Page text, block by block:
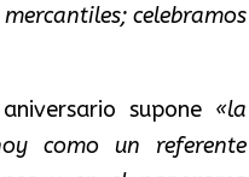
celebramos
supone «la
como un referente